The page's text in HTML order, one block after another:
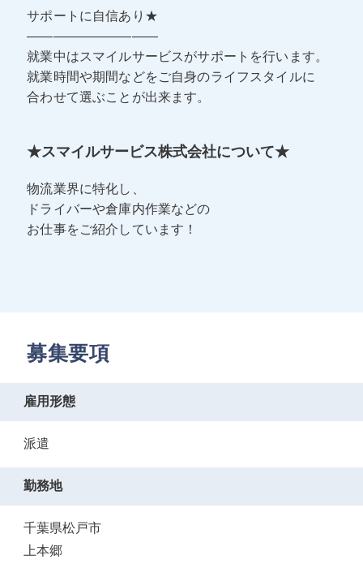
サポートに自信あり★
――――――――――
就業中はスマイルサービスがサポートを行います。
就業時間や期間などをご自身のライフスタイルに
合わせて選ぶことが出来ます。
★スマイルサービス株式会社について★
物流業界に特化し、
ドライバーや倉庫内作業などの
お仕事をご紹介しています！
募集要項
雇用形態
派遣
勤務地
千葉県松戸市
上本郷